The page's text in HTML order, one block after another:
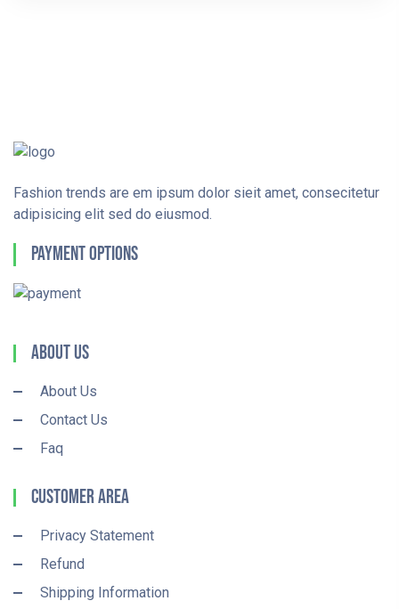
Fashion trends are em ipsum dolor sieit amet, consecitetur
adipisicing elit sed do eiusmod.
Payment Options
About Us
About Us
Contact Us
Faq
Customer Area
Privacy Statement
Refund
Shipping Information